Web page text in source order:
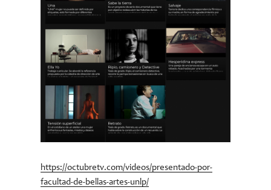
https://octubretv.com/videos/presentado-por-
facultad-de-bellas-artes-unlp/